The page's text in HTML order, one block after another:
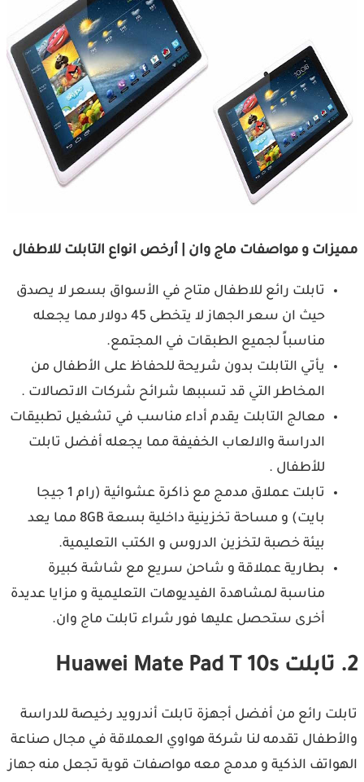
مميزات و مواصفات ماج وان | أرخص انواع التابلت للاطفال
تابلت رائع للاطفال متاح في الأسواق بسعر لا يصدق
حيث ان سعر الجهاز لا يتخطى 45 دولار مما يجعله
مناسباً لجميع الطبقات في المجتمع.
يأتي التابلت بدون شريحة للحفاظ على الأطفال من
المخاطر التي قد تسببها شرائح شركات الاتصالات .
معالج التابلت يقدم أداء مناسب في تشغيل تطبيقات
الدراسة والالعاب الخفيفة مما يجعله أفضل تابلت
للأطفال .
تابلت عملاق مدمج مع ذاكرة عشوائية (رام 1 جيجا
بايت) و مساحة تخزينية داخلية بسعة 8GB مما يعد
بيئة خصبة لتخزين الدروس و الكتب التعليمية.
بطارية عملاقة و شاحن سريع مع شاشة كبيرة
مناسبة لمشاهدة الفيديوهات التعليمية و مزايا عديدة
أخرى ستحصل عليها فور شراء تابلت ماج وان.
2. تابلت Huawei Mate Pad T 10s
تابلت رائع من أفضل أجهزة تابلت أندرويد رخيصة للدراسة
والأطفال تقدمه لنا شركة هواوي العملاقة في مجال صناعة
الهواتف الذكية و مدمج معه مواصفات قوية تجعل منه جهاز